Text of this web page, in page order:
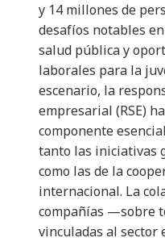
y 14 millones de
desafíos notables
salud pública y
laborales para la
escenario, la
empresarial (RSE)
componente
tanto las iniciativas
como las de la
internacional. La
compañías —sobre
vinculadas al